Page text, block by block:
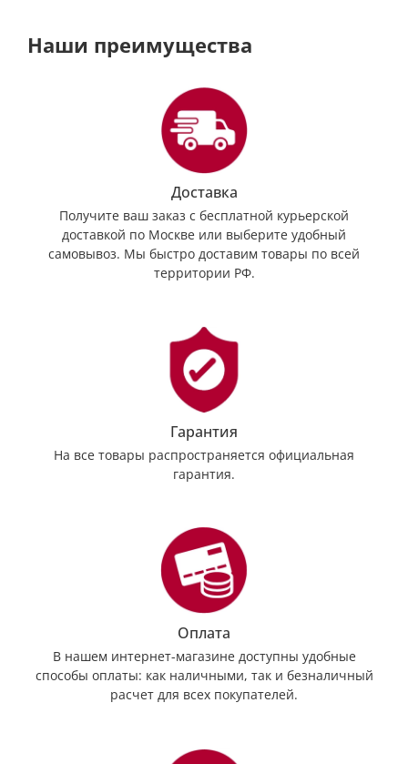
Наши преимущества
Доставка
Получите ваш заказ с бесплатной курьерской
доставкой по Москве или выберите удобный
самовывоз. Мы быстро доставим товары по всей
территории РФ.
Гарантия
На все товары распространяется официальная
гарантия.
Оплата
В нашем интернет-магазине доступны удобные
способы оплаты: как наличными, так и безналичный
расчет для всех покупателей.